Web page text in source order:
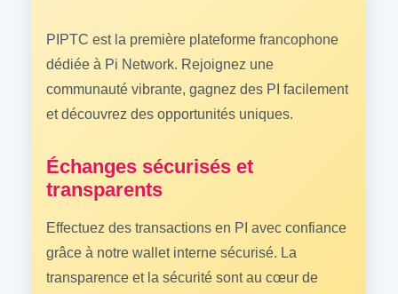
PIPTC est la première plateforme francophone
dédiée à Pi Network. Rejoignez une
communauté vibrante, gagnez des PI facilement
et découvrez des opportunités uniques.
Échanges sécurisés et
transparents
Effectuez des transactions en PI avec confiance
grâce à notre wallet interne sécurisé. La
transparence et la sécurité sont au cœur de